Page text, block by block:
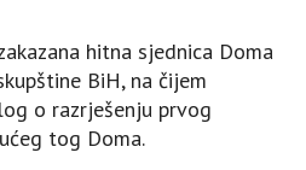
hitna sjednica Doma
BiH, na čijem
o razrješenju prvog
tog Doma.